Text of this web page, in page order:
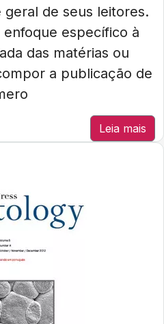
de seus leitores.
específico à
das matérias ou
a publicação de
Leia mais